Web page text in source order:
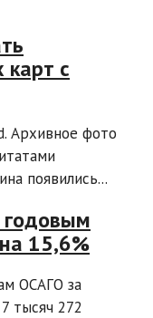
карт с
Архивное фото
появились...
годовым
15,6%
ОСАГО за
тысяч 272